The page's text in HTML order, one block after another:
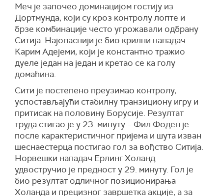
Меч је започео доминацијом гостију из
Дортмунда, који су кроз контролу лопте и
брзе комбинације често угрожавали одбрану
Ситија. Најопаснији је био крилни нападач
Карим Адејеми, који је константно тражио
дуеле један на један и кретао се ка голу
домаћина.
Сити је постепено преузимао контролу,
успостављајући стабилну транзициону игру и
притисак на половину Борусије. Резултат
труда стигао је у 23. минуту – Фил Фоден је
после карактеристичног пријема и шута изван
шеснаестерца постигао гол за вођство Ситија.
Норвешки нападач Ерлинг Холанд
удвостручио је предност у 29. минуту. Гол је
био резултат одличног позиционирања
Холанда и прецизног завршетка акције, а за